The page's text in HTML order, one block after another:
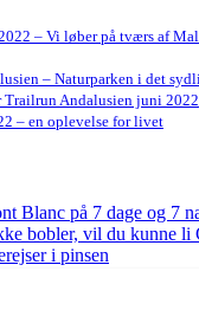
– Vi løber på tværs af
– Naturparken i det
Trailrun Andalusien juni 2022
– en oplevelse for livet
Blanc på 7 dage og 7
bobler, vil du kunne li
i pinsen
Deep og få tjekket dine
med at løbe – Sådan